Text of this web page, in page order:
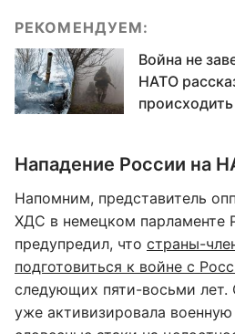
РЕКОМЕНДУЕМ:
Война не
НАТО
Нападение России на
Напомним, представитель
ХДС в немецком парламенте
предупредил, что страны-
подготовиться к войне с
следующих пяти-восьми лет.
уже активизировала